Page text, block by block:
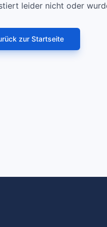
leider nicht oder
zur Startseite